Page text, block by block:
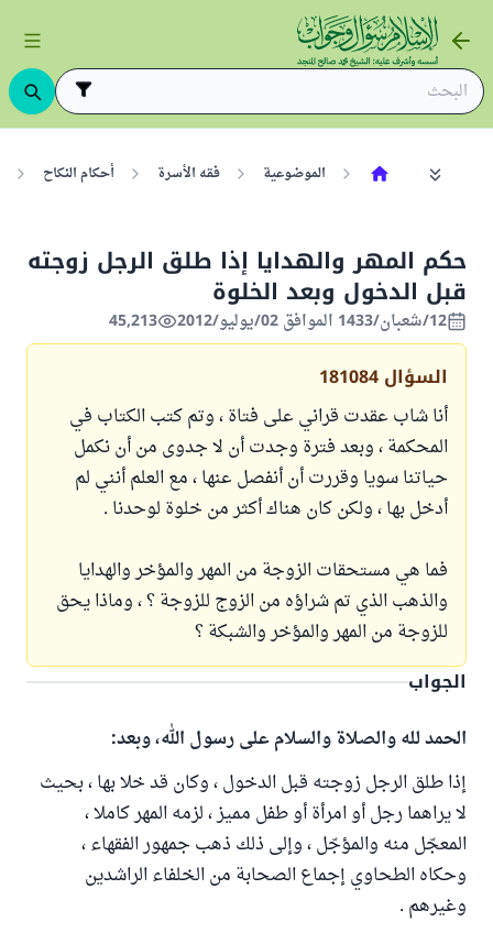
الموضوعية فقه الأسرة أحكام النكاح
حكم المهر والهدايا إذا طلق الرجل زوجته
قبل الدخول وبعد الخلوة
12/شعبان/1433 الموافق 02/يوليو/2012 45,213
السؤال 181084
أنا شاب عقدت قراني على فتاة ، وتم كتب الكتاب في
المحكمة ، وبعد فترة وجدت أن لا جدوى من أن نكمل
حياتنا سويا وقررت أن أنفصل عنها ، مع العلم أنني لم
أدخل بها ، ولكن كان هناك أكثر من خلوة لوحدنا .
فما هي مستحقات الزوجة من المهر والمؤخر والهدايا
والذهب الذي تم شراؤه من الزوج للزوجة ؟ ، وماذا يحق
للزوجة من المهر والمؤخر والشبكة ؟
الجواب
الحمد لله والصلاة والسلام على رسول الله، وبعد:
إذا طلق الرجل زوجته قبل الدخول ، وكان قد خلا بها ، بحيث
لا يراهما رجل أو امرأة أو طفل مميز ، لزمه المهر كاملا ،
المعجّل منه والمؤجّل ، وإلى ذلك ذهب جمهور الفقهاء ،
وحكاه الطحاوي إجماع الصحابة من الخلفاء الراشدين
وغيرهم .